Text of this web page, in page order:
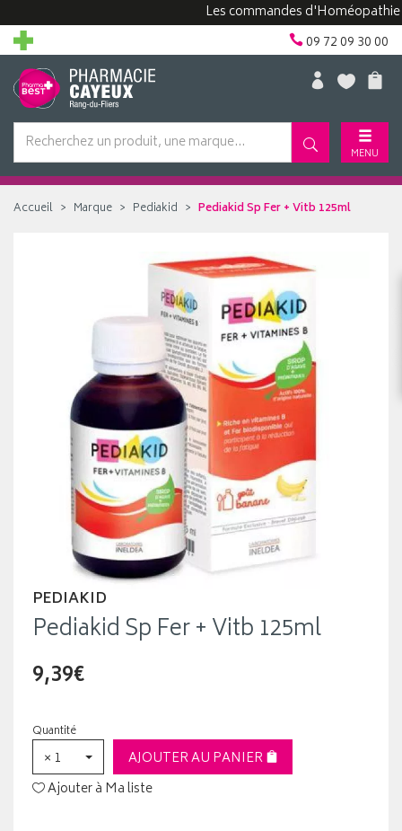
Les commandes d'Homéopathie
09 72 09 30 00
MENU
Accueil Marque Pediakid Pediakid Sp Fer + Vitb 125ml
PEDIAKID
Pediakid Sp Fer + Vitb 125ml
9,39€
Quantité
× 1
AJOUTER AU PANIER
Ajouter à Ma liste